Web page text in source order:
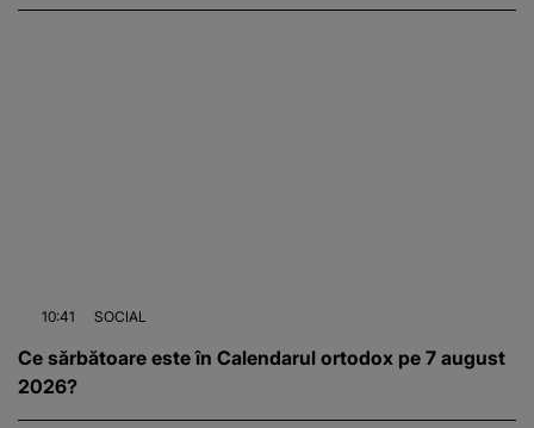
10:41 SOCIAL
Ce sărbătoare este în Calendarul ortodox pe 7 august
2026?